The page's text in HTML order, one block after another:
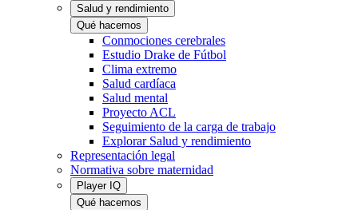
Salud y rendimiento
Qué hacemos
Conmociones cerebrales
Estudio Drake de Fútbol
Clima extremo
Salud cardíaca
Salud mental
Proyecto ACL
Seguimiento de la carga de trabajo
Explorar Salud y rendimiento
Representación legal
Normativa sobre maternidad
Player IQ
Qué hacemos